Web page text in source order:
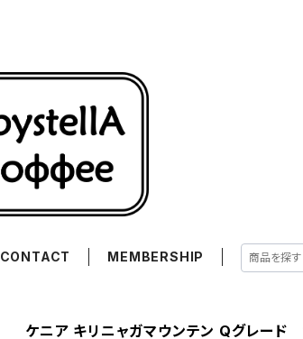
CONTACT MEMBERSHIP
ケニア キリニャガマウンテン Qグレー